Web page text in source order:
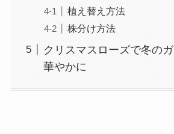
植え替え方法
株分け方法
クリスマスローズで冬の
華やかに